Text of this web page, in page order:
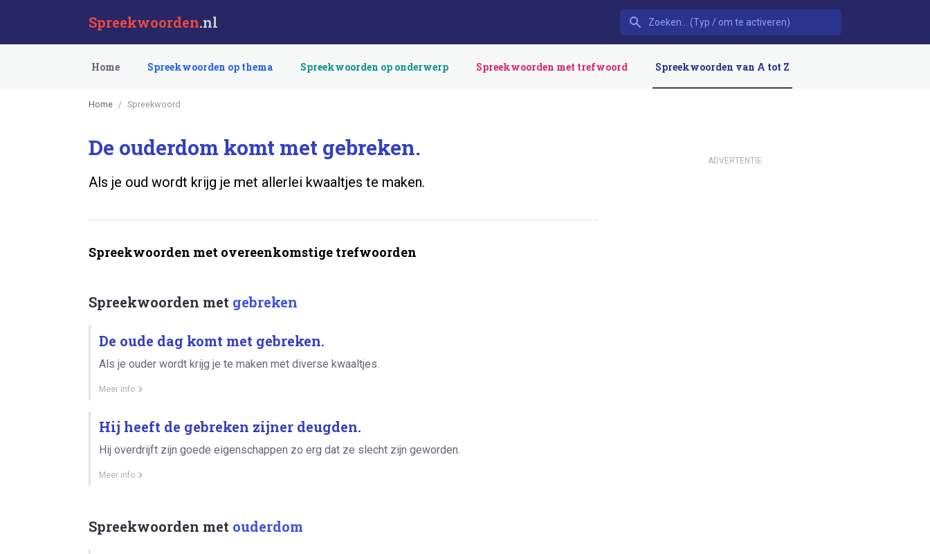
Spreekwoorden.nl
Home Spreekwoorden op thema Spreekwoorden op onderwerp Spreekwoorden met trefwoord Spreekwoorden van A tot Z
Home Spreekwoord
De ouderdom komt met gebreken.
Als je oud wordt krijg je met allerlei kwaaltjes te maken.
Spreekwoorden met overeenkomstige trefwoorden
Spreekwoorden met gebreken
De oude dag komt met gebreken.
Als je ouder wordt krijg je te maken met diverse kwaaltjes.
Meer info
Hij heeft de gebreken zijner deugden.
Hij overdrijft zijn goede eigenschappen zo erg dat ze slecht zijn geworden.
Meer info
Spreekwoorden met ouderdom
ADVERTENTIE